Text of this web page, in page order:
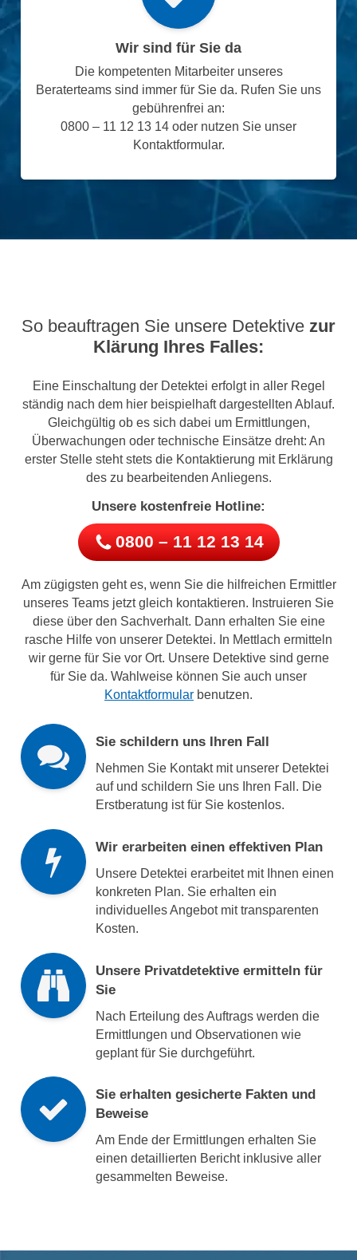
Wir sind für Sie da
Die kompetenten Mitarbeiter unseres
Beraterteams sind immer für Sie da. Rufen Sie uns
gebührenfrei an:
0800 – 11 12 13 14 oder nutzen Sie unser
Kontaktformular.
So beauftragen Sie unsere Detektive zur
Klärung Ihres Falles:
Eine Einschaltung der Detektei erfolgt in aller Regel
ständig nach dem hier beispielhaft dargestellten Ablauf.
Gleichgültig ob es sich dabei um Ermittlungen,
Überwachungen oder technische Einsätze dreht: An
erster Stelle steht stets die Kontaktierung mit Erklärung
des zu bearbeitenden Anliegens.
Unsere kostenfreie Hotline:
0800 – 11 12 13 14
Am zügigsten geht es, wenn Sie die hilfreichen Ermittler
unseres Teams jetzt gleich kontaktieren. Instruieren Sie
diese über den Sachverhalt. Dann erhalten Sie eine
rasche Hilfe von unserer Detektei. In Mettlach ermitteln
wir gerne für Sie vor Ort. Unsere Detektive sind gerne
für Sie da. Wahlweise können Sie auch unser
Kontaktformular benutzen.
Sie schildern uns Ihren Fall
Nehmen Sie Kontakt mit unserer Detektei
auf und schildern Sie uns Ihren Fall. Die
Erstberatung ist für Sie kostenlos.
Wir erarbeiten einen effektiven Plan
Unsere Detektei erarbeitet mit Ihnen einen
konkreten Plan. Sie erhalten ein
individuelles Angebot mit transparenten
Kosten.
Unsere Privatdetektive ermitteln für
Sie
Nach Erteilung des Auftrags werden die
Ermittlungen und Observationen wie
geplant für Sie durchgeführt.
Sie erhalten gesicherte Fakten und
Beweise
Am Ende der Ermittlungen erhalten Sie
einen detaillierten Bericht inklusive aller
gesammelten Beweise.